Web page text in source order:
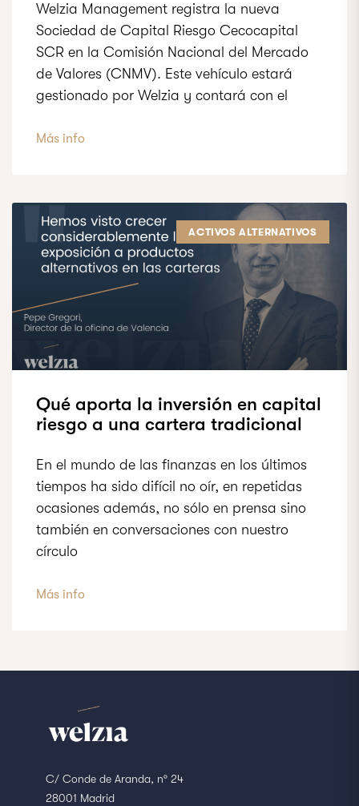
Welzia Management registra la nueva
Sociedad de Capital Riesgo Cecocapital
SCR en la Comisión Nacional del Mercado
de Valores (CNMV). Este vehículo estará
gestionado por Welzia y contará con el
Más info
ACTIVOS ALTERNATIVOS
Qué aporta la inversión en capital
riesgo a una cartera tradicional
En el mundo de las finanzas en los últimos
tiempos ha sido difícil no oír, en repetidas
ocasiones además, no sólo en prensa sino
también en conversaciones con nuestro
círculo
Más info
C/ Conde de Aranda, nº 24
28001 Madrid